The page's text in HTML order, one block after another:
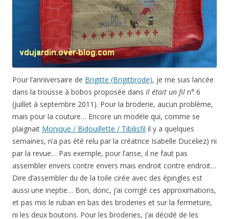
Pour l’anniversaire de Brigitte (Brigitbrode), je me suis lancée
dans la trousse à bobos proposée dans Il était un fil n° 6
(juillet à septembre 2011). Pour la broderie, aucun problème,
mais pour la couture… Encore un modèle qui, comme se
plaignait Monique / Bidouillette / Tibilisfil il y a quelques
semaines, n’a pas été relu par la créatrice Isabelle Duceliez) ni
par la revue… Pas exemple, pour l’anse, il ne faut pas
assembler envers contre envers mais endroit contre endroit…
Dire d’assembler du de la toile cirée avec des épingles est
aussi une ineptie… Bon, donc, j’ai corrigé ces approximations,
et pas mis le ruban en bas des broderies et sur la fermeture,
ni les deux boutons. Pour les broderies, j’ai décidé de les